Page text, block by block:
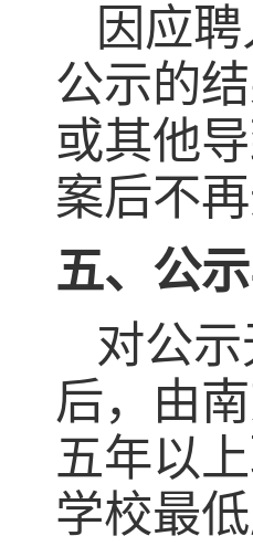
因应
公示的
或其他
案后不再
五、公
对公
后，由
五年以
学校最